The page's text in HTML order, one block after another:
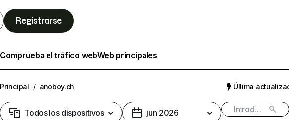
Registrarse
Comprueba el tráfico webWeb principales
Principal / anoboy.ch Última
Todos los dispositivos jun 2026